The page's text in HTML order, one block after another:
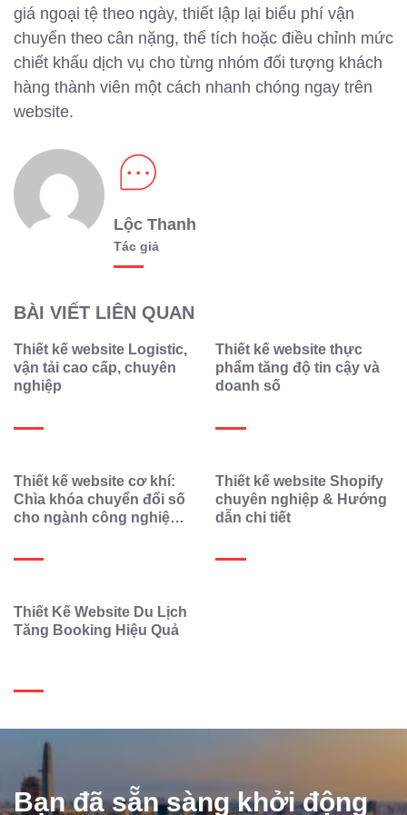
giá ngoại tệ theo ngày, thiết lập lại biểu phí vận
chuyển theo cân nặng, thể tích hoặc điều chỉnh mức
chiết khấu dịch vụ cho từng nhóm đối tượng khách
hàng thành viên một cách nhanh chóng ngay trên
website.
Lộc Thanh
Tác giả
BÀI VIẾT LIÊN QUAN
Thiết kế website Logistic,
vận tải cao cấp, chuyên
nghiệp
Thiết kế website thực
phẩm tăng độ tin cậy và
doanh số
Thiết kế website cơ khí:
Chìa khóa chuyển đổi số
cho ngành công nghiệp
Thiết kế website Shopify
chuyên nghiệp & Hướng
dẫn chi tiết
Thiết Kế Website Du Lịch
Tăng Booking Hiệu Quả
Bạn đã sẵn sàng khởi động